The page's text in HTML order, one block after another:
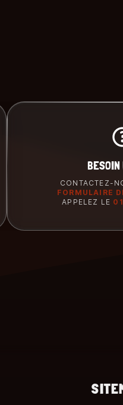
CONTACTEZ-
FORMULAIRE
APPELEZ LE